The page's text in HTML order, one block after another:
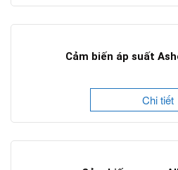
Cảm biến áp suất
Chi tiết